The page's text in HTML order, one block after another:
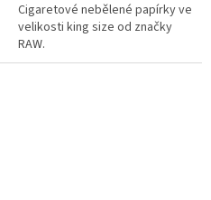
Cigaretové nebělené papírky ve
velikosti king size od značky
RAW.